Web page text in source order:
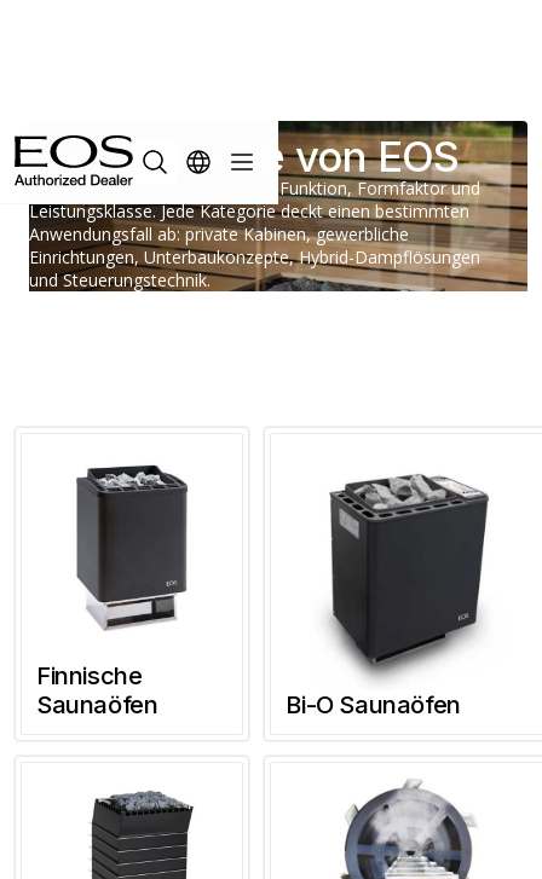
Heizsysteme von EOS
Produktfamilien, gruppiert nach Funktion, Formfaktor und
Leistungsklasse. Jede Kategorie deckt einen bestimmten
Anwendungsfall ab: private Kabinen, gewerbliche
Einrichtungen, Unterbaukonzepte, Hybrid-Dampflösungen
und Steuerungstechnik.
Finnische
Saunaöfen
Bi-O Saunaöfen